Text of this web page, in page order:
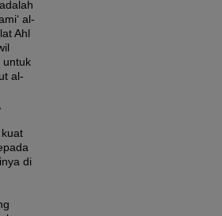
al-
Ahl
untuk
al-
di